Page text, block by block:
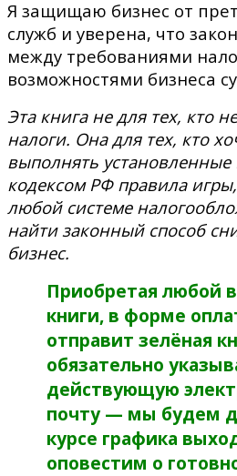
Я защищаю бизнес от
служб и уверена, что
между требованиями
возможностями бизнеса
Эта книга не для тех, кто
налоги. Она для тех, кто
выполнять
кодексом РФ правила
любой системе
найти законный способ
бизнес.
Приобретая любой
книги, в форме
отправит зелёная
обязательно
действующую
почту — мы будем
курсе графика
оповестим о